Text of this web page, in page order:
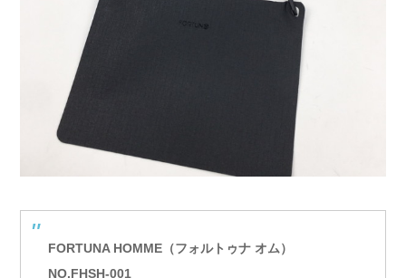
FORTUNA HOMME（フォルトゥナ オム）
NO.FHSH-001